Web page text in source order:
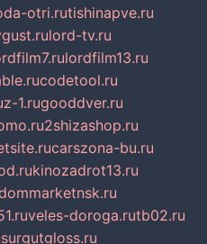
otri.rutishinapve.ru
lord-tv.ru
lordfilm13.ru
codetool.ru
1.rugooddver.ru
2shizashop.ru
carszona-bu.ru
kinozadrot13.ru
veles-doroga.rutb02.ru
surgutgloss.ru